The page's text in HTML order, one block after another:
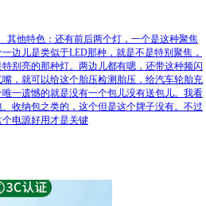
其他特色：还有前后两个灯，一个是这种聚焦
边儿是类似于LED那种，就是不是特别聚焦，
别亮的那种灯。两边儿都有嗯，还带这种频闪
，就可以给这个胎压检测胎压，给汽车轮胎充
一遗憾的就是没有一个包儿没有送包儿。我看
收纳包之类的，这个但是这个牌子没有。不过
电源好用才是关键